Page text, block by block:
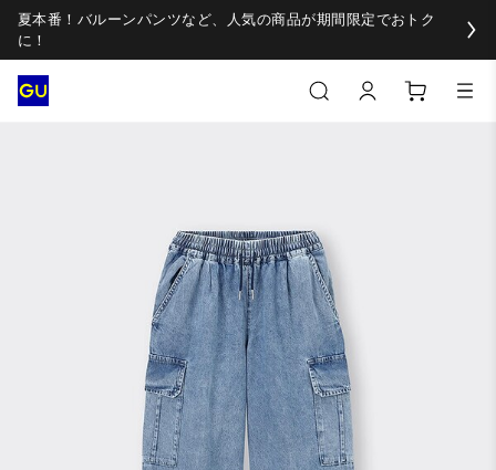
夏本番！バルーンパンツなど、人気の商品が期間限定でおトク
に！